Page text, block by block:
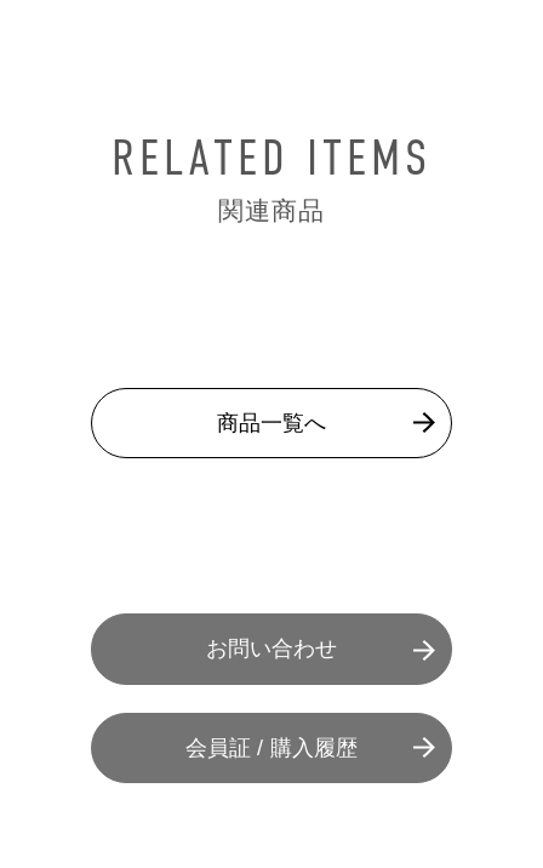
RELATED ITEMS
関連商品
商品一覧へ
お問い合わせ
会員証 / 購入履歴